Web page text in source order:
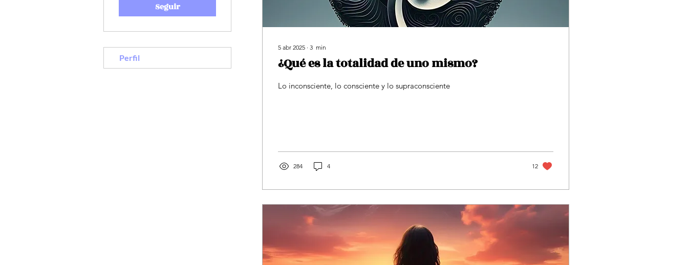
5 abr 2025 ∙ 3 min
¿Qué es la totalidad de uno mismo?
Lo inconsciente, lo consciente y lo supraconsciente
284 4 12
Seguir
Perfil